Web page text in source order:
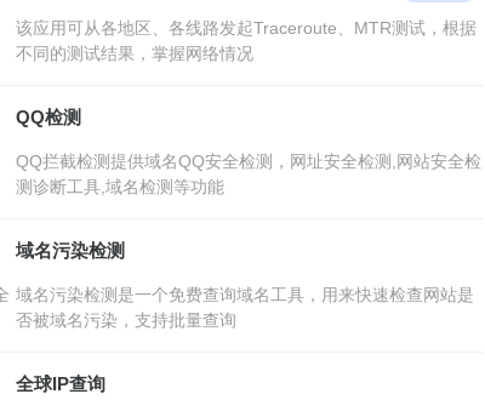
该应用可从各地区、各线路发起Traceroute、MTR测试，根据
不同的测试结果，掌握网络情况
QQ检测
QQ拦截检测提供域名QQ安全检测，网址安全检测,网站安全检
测诊断工具,域名检测等功能
域名污染检测
域名污染检测是一个免费查询域名工具，用来快速检查网站是
否被域名污染，支持批量查询
全球IP查询